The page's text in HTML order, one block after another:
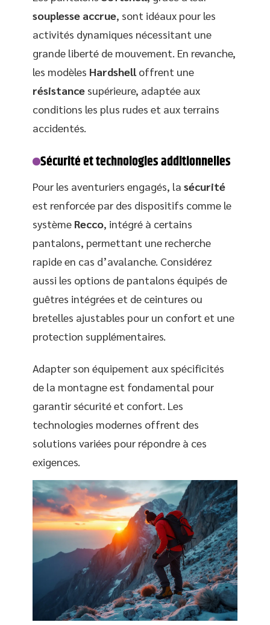
souplesse accrue, sont idéaux pour les
activités dynamiques nécessitant une
grande liberté de mouvement. En revanche,
les modèles Hardshell offrent une
résistance supérieure, adaptée aux
conditions les plus rudes et aux terrains
accidentés.
Sécurité et technologies additionnelles
Pour les aventuriers engagés, la sécurité
est renforcée par des dispositifs comme le
système Recco, intégré à certains
pantalons, permettant une recherche
rapide en cas d’avalanche. Considérez
aussi les options de pantalons équipés de
guêtres intégrées et de ceintures ou
bretelles ajustables pour un confort et une
protection supplémentaires.
Adapter son équipement aux spécificités
de la montagne est fondamental pour
garantir sécurité et confort. Les
technologies modernes offrent des
solutions variées pour répondre à ces
exigences.